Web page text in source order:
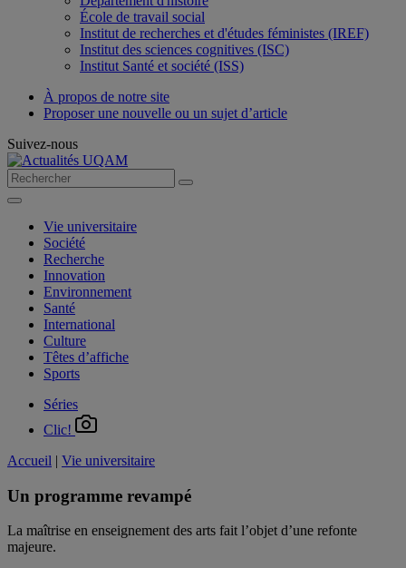
École de travail social
Institut de recherches et d'études féministes (IREF)
Institut des sciences cognitives (ISC)
Institut Santé et société (ISS)
À propos de notre site
Proposer une nouvelle ou un sujet d’article
Suivez-nous
Vie universitaire
Société
Recherche
Innovation
Environnement
Santé
International
Culture
Têtes d’affiche
Sports
Séries
Clic!
Accueil | Vie universitaire
Un programme revampé
La maîtrise en enseignement des arts fait l’objet d’une refonte
majeure.